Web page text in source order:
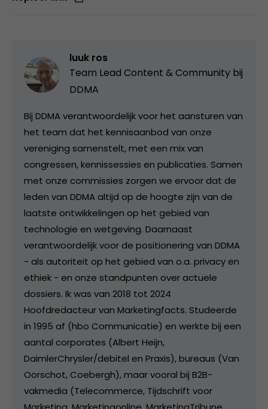
luuk ros
Team Lead Content & Community bij
DDMA
Bij DDMA verantwoordelijk voor het aansturen van
het team dat het kennisaanbod van onze
vereniging samenstelt, met een mix van
congressen, kennissessies en publicaties. Samen
met onze commissies zorgen we ervoor dat de
leden van DDMA altijd op de hoogte zijn van de
laatste ontwikkelingen op het gebied van
technologie en wetgeving. Daarnaast
verantwoordelijk voor de positionering van DDMA
- als autoriteit op het gebied van o.a. privacy en
ethiek - en onze standpunten over actuele
dossiers. Ik was van 2018 tot 2024
Hoofdredacteur van Marketingfacts. Studeerde
in 1995 af (hbo Communicatie) en werkte bij een
aantal corporates (Albert Heijn,
DaimlerChrysler/debitel en Praxis), bureaus (Van
Oorschot, Coebergh), maar vooral bij B2B-
vakmedia (Telecommerce, Tijdschrift voor